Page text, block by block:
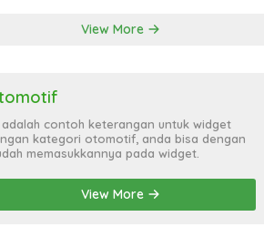
View More
adalah contoh keterangan untuk widget
kategori otomotif, anda bisa dengan
memasukkannya pada widget.
View More